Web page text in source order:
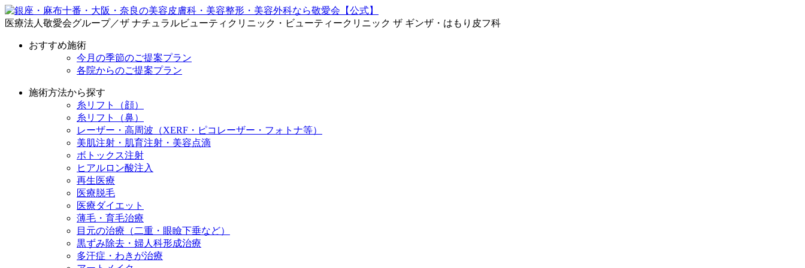
医療法人敬愛会グループ／ザ ナチュラルビューティクリニック・ビューティークリニック ザ ギンザ・はもり皮フ科
おすすめ施術
今月の季節のご提案プラン
各院からのご提案プラン
施術方法から探す
糸リフト（顔）
糸リフト（鼻）
レーザー・高周波（XERF・ピコレーザー・フォトナ等）
美肌注射・肌育注射・美容点滴
ボトックス注射
ヒアルロン酸注入
再生医療
医療脱毛
医療ダイエット
薄毛・育毛治療
目元の治療（二重・眼瞼下垂など）
黒ずみ除去・婦人科形成治療
多汗症・わきが治療